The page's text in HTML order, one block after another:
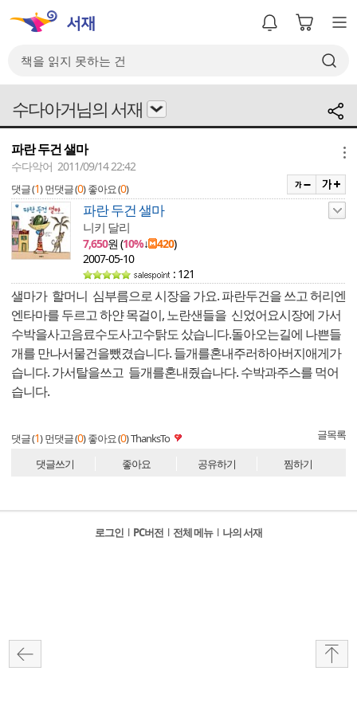
수다아거님의 서재
파란 두건 샐마
수다악어 2011/09/14 22:42
댓글 (1) 먼댓글 (0) 좋아요 (0)
파란 두건 샐마
니키 달리
7,650원 (10%↓ 420)
2007-05-10
: 121
샐마가 할머니 심부름으로 시장을 가요. 파란두건을 쓰고 허리엔
엔타마를 두르고 하얀 목걸이, 노란샌들을 신었어요시장에 가서
수박을사고음료수도사고수탉도 샀습니다.돌아오는길에 나쁜들
개를 만나서물건을뺐겼습니다. 들개를혼내주러하아버지애게가
습니다. 가서탈을쓰고 들개를혼내줬습나다. 수박과주스를 먹어
습니다.
댓글 (1) 먼댓글 (0) 좋아요 (0)ThanksTo 글목록
댓글쓰기 좋아요 공유하기 찜하기
로그인 l PC버전 l 전체 메뉴 l 나의 서재